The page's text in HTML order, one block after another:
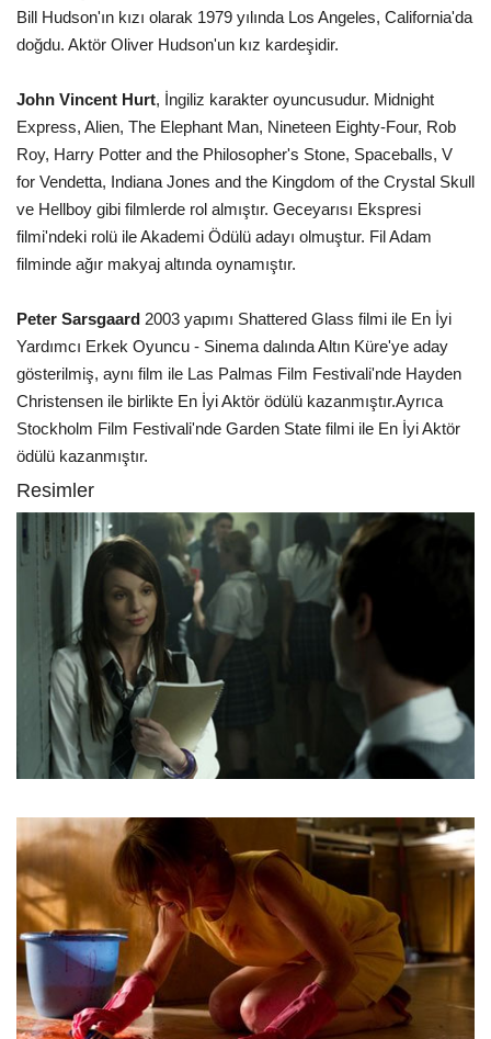
Bill Hudson'ın kızı olarak 1979 yılında Los Angeles, California'da
doğdu. Aktör Oliver Hudson'un kız kardeşidir.
John Vincent Hurt, İngiliz karakter oyuncusudur. Midnight
Express, Alien, The Elephant Man, Nineteen Eighty-Four, Rob
Roy, Harry Potter and the Philosopher's Stone, Spaceballs, V
for Vendetta, Indiana Jones and the Kingdom of the Crystal Skull
ve Hellboy gibi filmlerde rol almıştır. Geceyarısı Ekspresi
filmi'ndeki rolü ile Akademi Ödülü adayı olmuştur. Fil Adam
filminde ağır makyaj altında oynamıştır.
Peter Sarsgaard 2003 yapımı Shattered Glass filmi ile En İyi
Yardımcı Erkek Oyuncu - Sinema dalında Altın Küre'ye aday
gösterilmiş, aynı film ile Las Palmas Film Festivali'nde Hayden
Christensen ile birlikte En İyi Aktör ödülü kazanmıştır.Ayrıca
Stockholm Film Festivali'nde Garden State filmi ile En İyi Aktör
ödülü kazanmıştır.
Resimler